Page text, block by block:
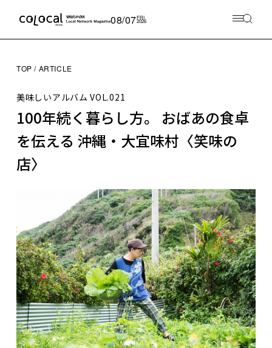
08/07FRI
2026
TOP ARTICLE
美味しいアルバムVOL.021
100年続く暮らし方。 おばあの食卓
を伝える 沖縄・大宜味村〈笑味の
店〉